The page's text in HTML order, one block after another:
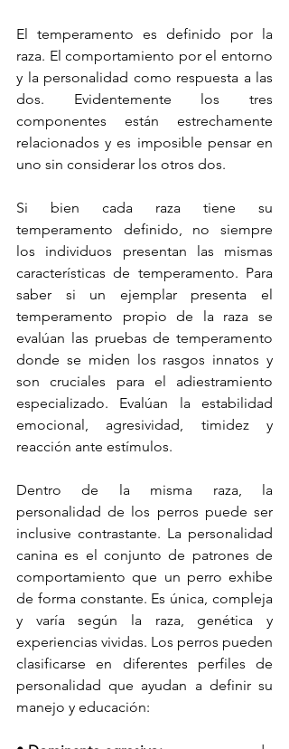
El temperamento es definido por la
raza. El comportamiento por el entorno
y la personalidad como respuesta a las
dos. Evidentemente los tres
componentes están estrechamente
relacionados y es imposible pensar en
uno sin considerar los otros dos.
Si bien cada raza tiene su
temperamento definido, no siempre
los individuos presentan las mismas
características de temperamento. Para
saber si un ejemplar presenta el
temperamento propio de la raza se
evalúan las pruebas de temperamento
donde se miden los rasgos innatos y
son cruciales para el adiestramiento
especializado. Evalúan la estabilidad
emocional, agresividad, timidez y
reacción ante estímulos.
Dentro de la misma raza, la
personalidad de los perros puede ser
inclusive contrastante. La personalidad
canina es el conjunto de patrones de
comportamiento que un perro exhibe
de forma constante. Es única, compleja
y varía según la raza, genética y
experiencias vividas. Los perros pueden
clasificarse en diferentes perfiles de
personalidad que ayudan a definir su
manejo y educación: